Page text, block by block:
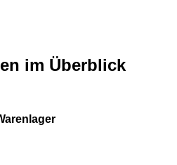
im Überblick